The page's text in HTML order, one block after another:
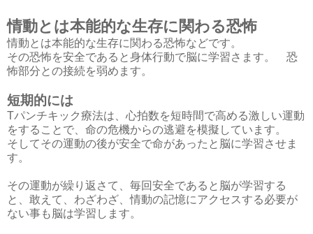
情動とは本能的な生存に関わる恐怖
情動とは本能的な生存に関わる恐怖などです。
その恐怖を安全であると身体行動で脳に学習さます。 恐
怖部分との接続を弱めます。
短期的には
Tパンチキック療法は、心拍数を短時間で高める激しい運動
をすることで、命の危機からの逃避を模擬しています。
そしてその運動の後が安全で命があったと脳に学習させま
す。
その運動が繰り返さて、毎回安全であると脳が学習する
と、敢えて、わざわざ、情動の記憶にアクセスする必要が
ない事も脳は学習します。